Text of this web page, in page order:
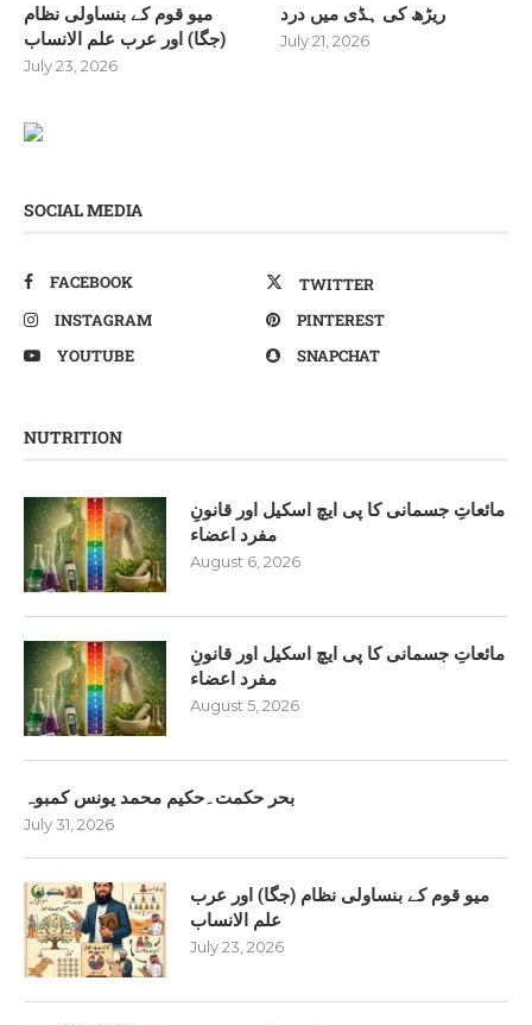
میو قوم کے بنساولی نظام
(جگا) اور عرب علم الانساب
July 23, 2026
ریڑھ کی ہڈی میں درد
July 21, 2026
SOCIAL MEDIA
FACEBOOK
TWITTER
INSTAGRAM
PINTEREST
YOUTUBE
SNAPCHAT
NUTRITION
مائعاتِ جسمانی کا پی ایچ اسکیل اور قانونِ
مفرد اعضاء
August 6, 2026
مائعاتِ جسمانی کا پی ایچ اسکیل اور قانونِ
مفرد اعضاء
August 5, 2026
بحر حکمت۔حکیم محمد یونس کمبوہ
July 31, 2026
میو قوم کے بنساولی نظام (جگا) اور عرب
علم الانساب
July 23, 2026